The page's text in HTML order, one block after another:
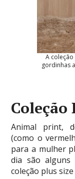
A
gordinhas
Coleção
Animal print,
(como o
para a mulher
dia são alguns
coleção plus